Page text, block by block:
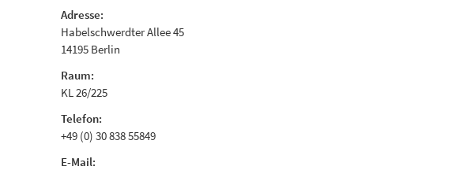
Adresse:
Habelschwerdter Allee 45
14195 Berlin
Raum:
KL 26/225
Telefon:
+49 (0) 30 838 55849
E-Mail: